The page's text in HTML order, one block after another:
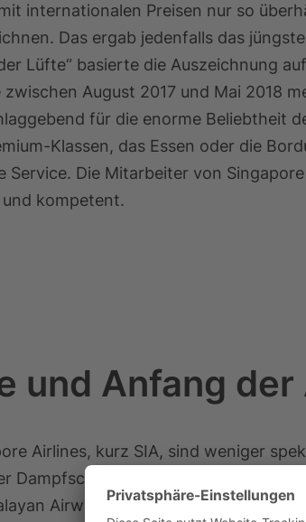
internationalen Preisen nur so
Das ergab jedenfalls das
Lüfte“ basierte die Auszeichnung
zwischen August 2017 und Mai 2018
für die enorme Beliebtheit
Klassen, das Essen oder die
Service. Die Mitarbeiter von
kompetent.
und Anfang der
Airlines, kurz SIA, sind weniger
Dampfschifffahrtsgesellschaften und
Airways Limited, entstand 1947